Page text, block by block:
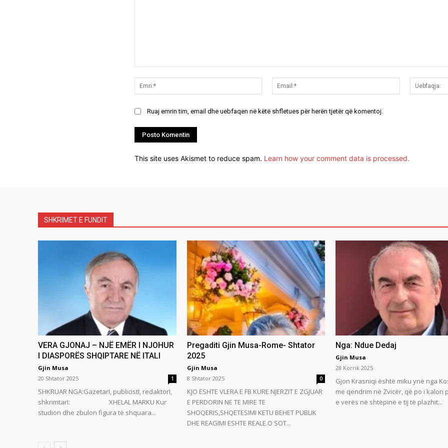
Emri:*
Email:*
Ruaj emrin tim, email dhe uebfaqen në këtë shfletues për herën tjetër që komentoj.
This site uses Akismet to reduce spam. Learn how your comment data is processed.
SHKRIMET E FUNDIT
VERA GJONAJ – NJË EMËR I NJOHUR
I DIASPORËS SHQIPTARE NË ITALI
Gjin Musa
20 Shtator 2025
1
SHKRUAR NGA:GazetarI, publicistI, redaktorI,
shkrimtarI: XHELAL MARKU Kur
studion dhe zbulon figura të shquara...
Pregaditi Gjin Musa-Rome- Shtator
2025
Gjin Musa
8 Shtator 2025
0
KJO ESHTE VLERA E FB KURE NJERZIT E ZGJUAR
E PERDORIN NE TE MIRE TE
SHOQERIS,SHQETESIMI KETU BEHET PUBLIK
DHE REAGIMI ESHTE REALE.O SOT...
Nga: Ndue Dedaj
Gjin Musa
28 Korrik 2025
Gjon Krasniqi është miku ynë nga
me qendrim në Zvicër, që po i kalon
e verës në shtëpinë e tij të plazhit...